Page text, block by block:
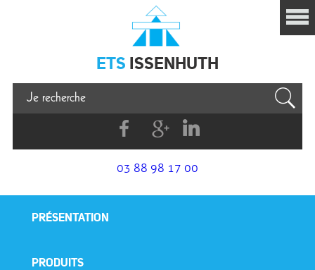
Issenhuth
ETS ISSENHUTH
FacebookG+
Linkedin
03 88 98 17 00
PRÉSENTATION
PRODUITS